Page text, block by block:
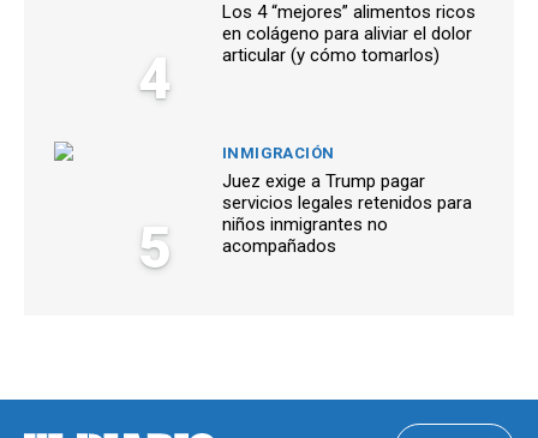
4
Los 4 “mejores” alimentos ricos
en colágeno para aliviar el dolor
articular (y cómo tomarlos)
5
INMIGRACIÓN
Juez exige a Trump pagar
servicios legales retenidos para
niños inmigrantes no
acompañados